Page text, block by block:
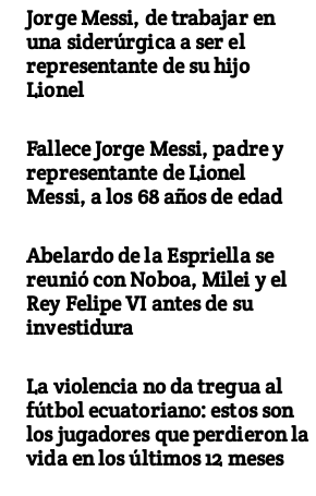
Jorge Messi, de trabajar en
una siderúrgica a ser el
representante de su hijo
Lionel
Fallece Jorge Messi, padre y
representante de Lionel
Messi, a los 68 años de edad
Abelardo de la Espriella se
reunió con Noboa, Milei y el
Rey Felipe VI antes de su
investidura
La violencia no da tregua al
fútbol ecuatoriano: estos son
los jugadores que perdieron la
vida en los últimos 12 meses